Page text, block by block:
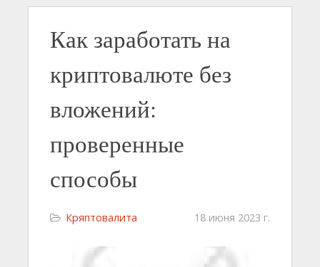
Как заработать на
криптовалюте без
вложений:
проверенные
способы
Кряптовалита 18 июня 2023 г.